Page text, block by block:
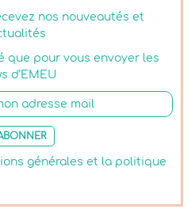
nos nouveautés et
que pour vous envoyer les
d’EMEU
générales et la politique